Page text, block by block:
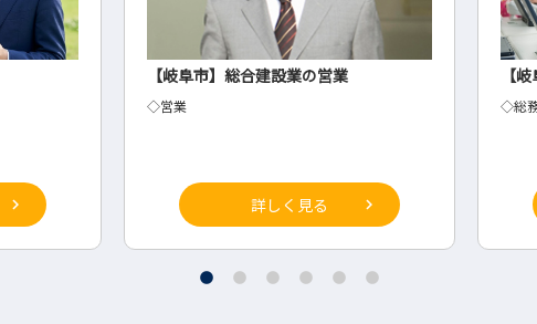
【岐阜市】総合建設業の営業
◇営業
詳しく見る
【
◇総